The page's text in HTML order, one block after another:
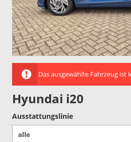
Das ausgewählte Fahrzeug ist
Hyundai i20
Ausstattungslinie